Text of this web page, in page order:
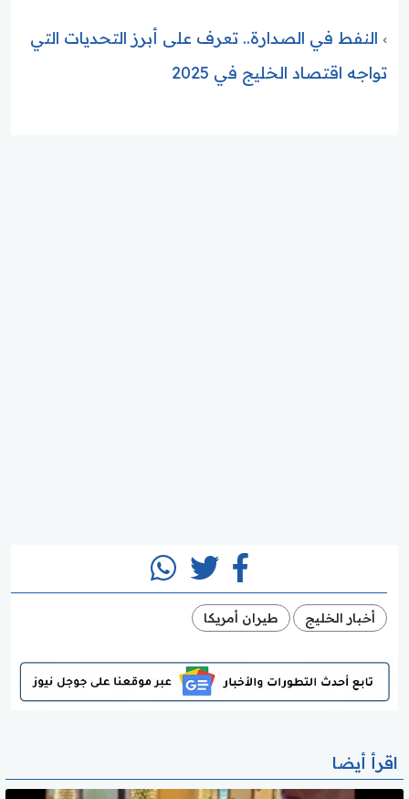
النفط في الصدارة.. تعرف على أبرز التحديات التي
تواجه اقتصاد الخليج في 2025
أخبار الخليج طيران أمريكا
اقرأ أيضا